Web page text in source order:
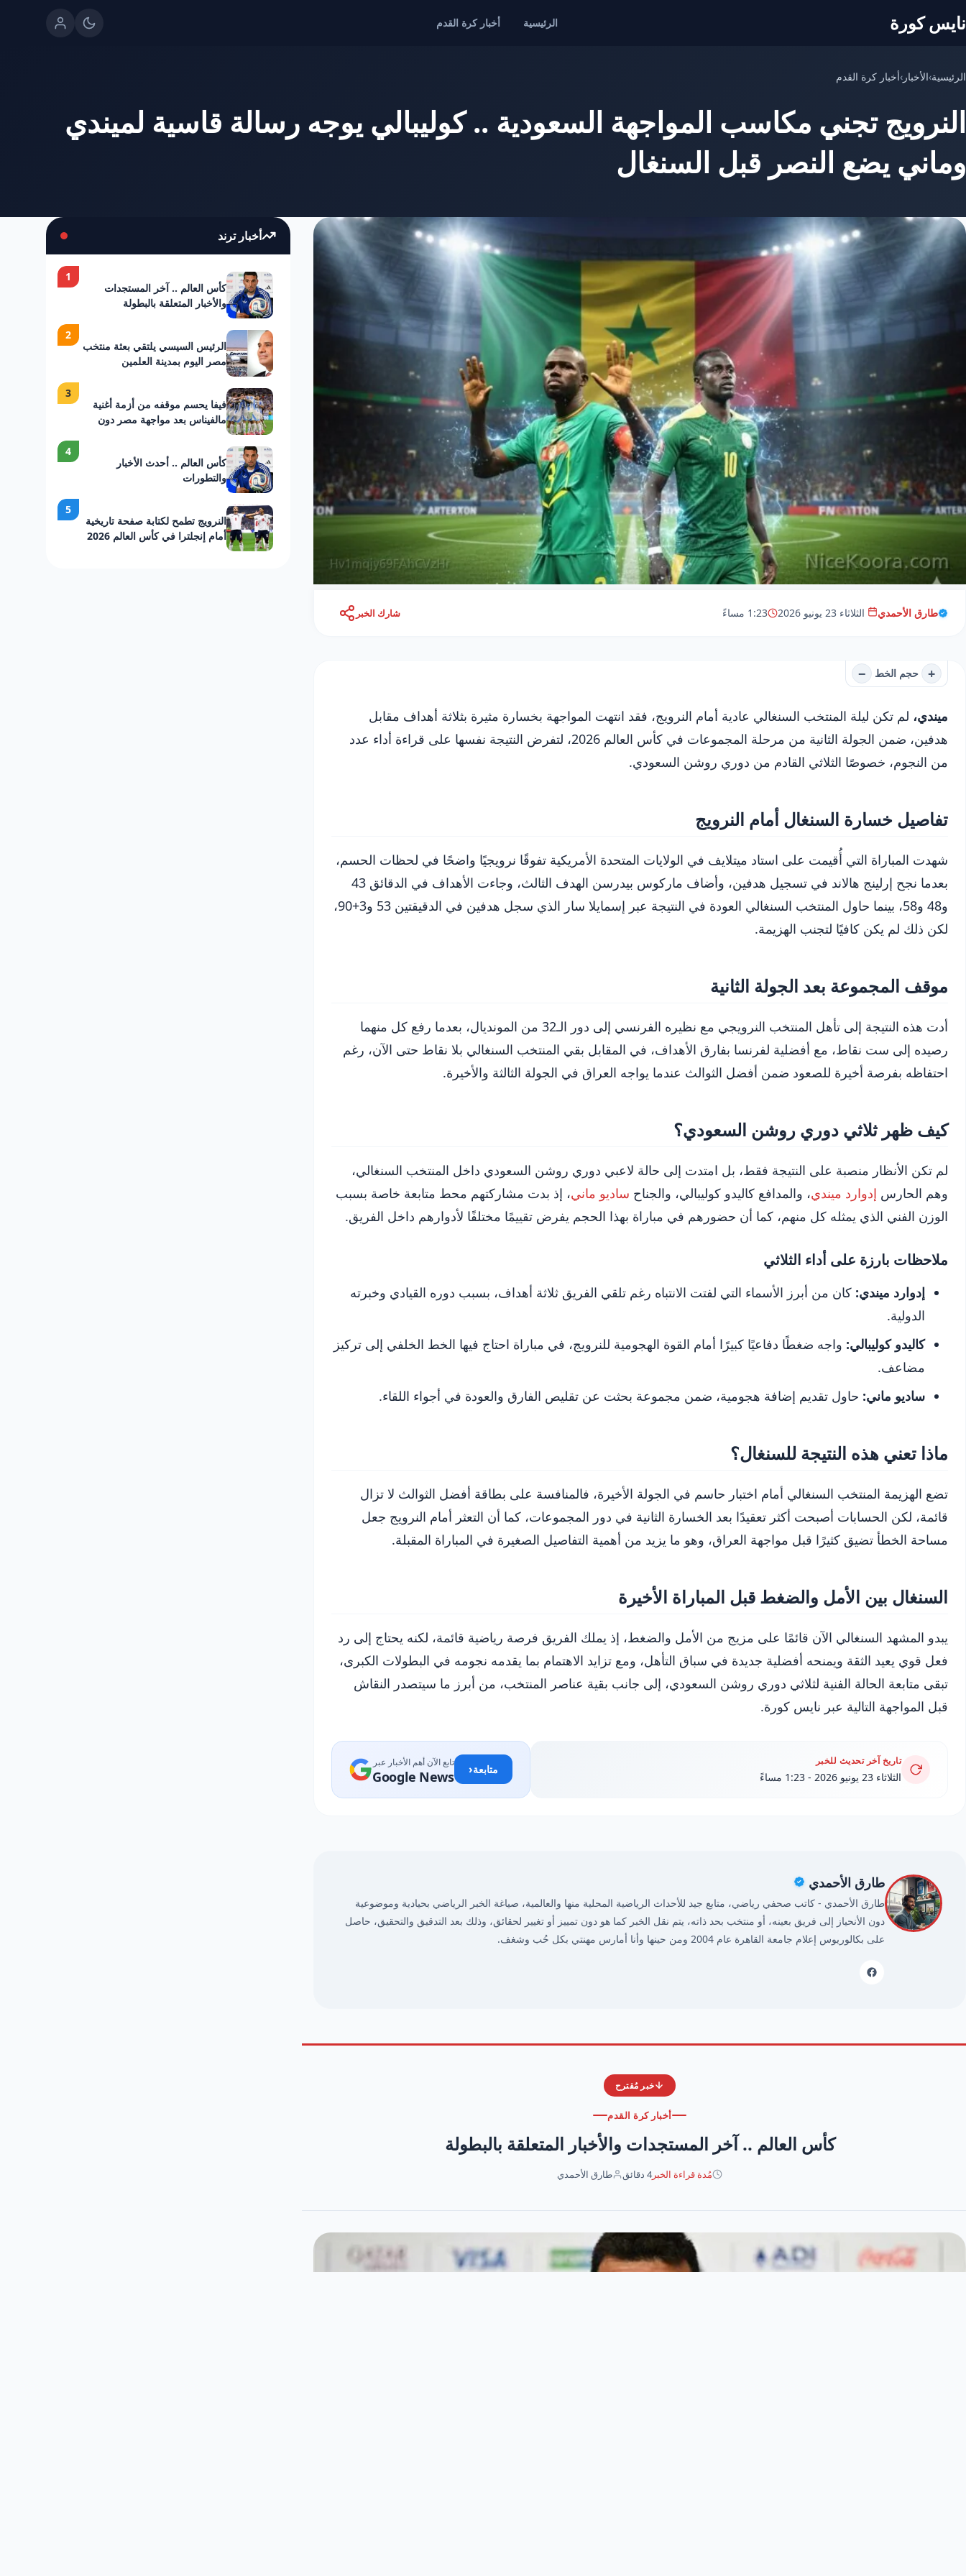
نايس كورة الرئيسية أخبار كرة القدم
الرئيسية›الأخبار ›أخبار كرة القدم
النرويج تجني مكاسب المواجهة السعودية .. كوليبالي يوجه رسالة قاسية لميندي
وماني يضع النصر قبل السنغال
طارق الأحمدي الثلاثاء 23 يونيو 2026 1:23 مساءً شارك الخبر
+ حجم الخط −
ميندي، لم تكن ليلة المنتخب السنغالي عادية أمام النرويج، فقد انتهت المواجهة بخسارة مثيرة بثلاثة أهداف مقابل
هدفين، ضمن الجولة الثانية من مرحلة المجموعات في كأس العالم 2026، لتفرض النتيجة نفسها على قراءة أداء عدد
من النجوم، خصوصًا الثلاثي القادم من دوري روشن السعودي.
تفاصيل خسارة السنغال أمام النرويج
شهدت المباراة التي أُقيمت على استاد ميتلايف في الولايات المتحدة الأمريكية تفوقًا نرويجيًا واضحًا في لحظات الحسم،
بعدما نجح إرلينج هالاند في تسجيل هدفين، وأضاف ماركوس بيدرسن الهدف الثالث، وجاءت الأهداف في الدقائق 43
و48 و58، بينما حاول المنتخب السنغالي العودة في النتيجة عبر إسمايلا سار الذي سجل هدفين في الدقيقتين 53 و3+90،
لكن ذلك لم يكن كافيًا لتجنب الهزيمة.
موقف المجموعة بعد الجولة الثانية
أدت هذه النتيجة إلى تأهل المنتخب النرويجي مع نظيره الفرنسي إلى دور الـ32 من المونديال، بعدما رفع كل منهما
رصيده إلى ست نقاط، مع أفضلية لفرنسا بفارق الأهداف، في المقابل بقي المنتخب السنغالي بلا نقاط حتى الآن، رغم
احتفاظه بفرصة أخيرة للصعود ضمن أفضل الثوالث عندما يواجه العراق في الجولة الثالثة والأخيرة.
كيف ظهر ثلاثي دوري روشن السعودي؟
لم تكن الأنظار منصبة على النتيجة فقط، بل امتدت إلى حالة لاعبي دوري روشن السعودي داخل المنتخب السنغالي،
وهم الحارس إدوارد ميندي، والمدافع كاليدو كوليبالي، والجناح ساديو ماني، إذ بدت مشاركتهم محط متابعة خاصة بسبب
الوزن الفني الذي يمثله كل منهم، كما أن حضورهم في مباراة بهذا الحجم يفرض تقييمًا مختلفًا لأدوارهم داخل الفريق.
ملاحظات بارزة على أداء الثلاثي
إدوارد ميندي: كان من أبرز الأسماء التي لفتت الانتباه رغم تلقي الفريق ثلاثة أهداف، بسبب دوره القيادي وخبرته
الدولية.
كاليدو كوليبالي: واجه ضغطًا دفاعيًا كبيرًا أمام القوة الهجومية للنرويج، في مباراة احتاج فيها الخط الخلفي إلى تركيز
مضاعف.
ساديو ماني: حاول تقديم إضافة هجومية، ضمن مجموعة بحثت عن تقليص الفارق والعودة في أجواء اللقاء.
ماذا تعني هذه النتيجة للسنغال؟
تضع الهزيمة المنتخب السنغالي أمام اختبار حاسم في الجولة الأخيرة، فالمنافسة على بطاقة أفضل الثوالث لا تزال
قائمة، لكن الحسابات أصبحت أكثر تعقيدًا بعد الخسارة الثانية في دور المجموعات، كما أن التعثر أمام النرويج جعل
مساحة الخطأ تضيق كثيرًا قبل مواجهة العراق، وهو ما يزيد من أهمية التفاصيل الصغيرة في المباراة المقبلة.
السنغال بين الأمل والضغط قبل المباراة الأخيرة
يبدو المشهد السنغالي الآن قائمًا على مزيج من الأمل والضغط، إذ يملك الفريق فرصة رياضية قائمة، لكنه يحتاج إلى رد
فعل قوي يعيد الثقة ويمنحه أفضلية جديدة في سباق التأهل، ومع تزايد الاهتمام بما يقدمه نجومه في البطولات الكبرى،
تبقى متابعة الحالة الفنية لثلاثي دوري روشن السعودي، إلى جانب بقية عناصر المنتخب، من أبرز ما سيتصدر النقاش
قبل المواجهة التالية عبر نايس كورة.
تاريخ آخر تحديث للخبر
الثلاثاء 23 يونيو 2026 - 1:23 مساءً
تابع الآن أهم الأخبار عبر
Google News متابعة‹
طارق الأحمدي
طارق الأحمدي - كاتب صحفي رياضي، متابع جيد للأحداث الرياضية المحلية منها والعالمية، صياغة الخبر الرياضي بحيادية وموضوعية
دون الأنحياز إلى فريق بعينه، أو منتخب بحد ذاته، يتم نقل الخبر كما هو دون تمييز أو تغيير لحقائق، وذلك بعد التدقيق والتحقيق، حاصل
على بكالوريوس إعلام جامعة القاهرة عام 2004 ومن حينها وأنا أمارس مهنتي بكل حُب وشغف.
خبر مُقترح
أخبار كرة القدم
كأس العالم .. آخر المستجدات والأخبار المتعلقة بالبطولة
مُدة قراءة الخبر4 دقائق طارق الأحمدي
أخبار ترند
كأس العالم .. آخر المستجدات
والأخبار المتعلقة بالبطولة
1
الرئيس السيسي يلتقي بعثة منتخب
مصر اليوم بمدينة العلمين
2
فيفا يحسم موقفه من أزمة أغنية
مالفيناس بعد مواجهة مصر دون
3
كأس العالم .. أحدث الأخبار
والتطورات
4
النرويج تطمح لكتابة صفحة تاريخية
أمام إنجلترا في كأس العالم 2026
5